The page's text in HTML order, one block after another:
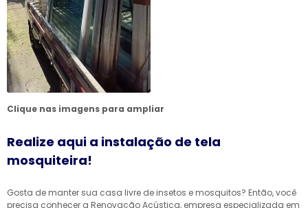
Clique nas imagens para ampliar
Realize aqui a instalação de tela
mosquiteira!
Gosta de manter sua casa livre de insetos e mosquitos? Então, você
precisa conhecer a Renovação Acústica, empresa especializada em